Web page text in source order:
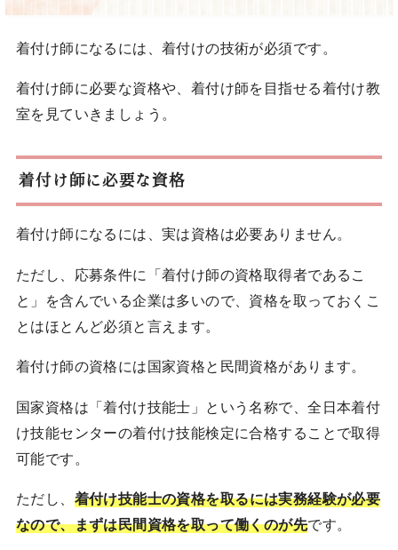
着付け師になるには、着付けの技術が必須です。
着付け師に必要な資格や、着付け師を目指せる着付け教
室を見ていきましょう。
着付け師に必要な資格
着付け師になるには、実は資格は必要ありません。
ただし、応募条件に「着付け師の資格取得者であるこ
と」を含んでいる企業は多いので、資格を取っておくこ
とはほとんど必須と言えます。
着付け師の資格には国家資格と民間資格があります。
国家資格は「着付け技能士」という名称で、全日本着付
け技能センターの着付け技能検定に合格することで取得
可能です。
ただし、 着付け技能士の資格を取るには実務経験が必要
なので、まずは民間資格を取って働くのが先です。